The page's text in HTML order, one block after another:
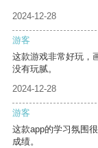
2024-12-28
游客
这款游戏非常好玩，
没有玩腻。
2024-12-28
游客
这款app的学习氛围
成绩。